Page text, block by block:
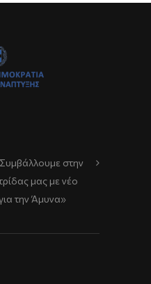
στην
μας με νέο
την Άμυνα»